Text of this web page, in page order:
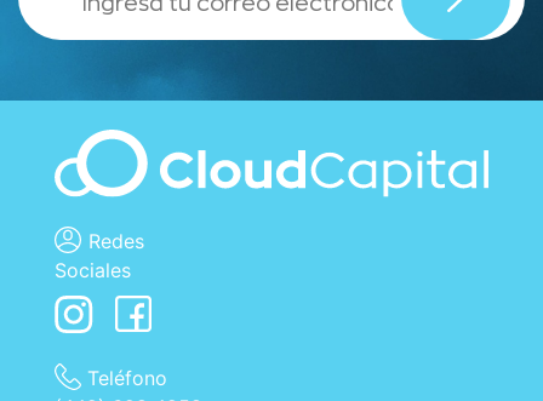
Redes
Sociales
Teléfono